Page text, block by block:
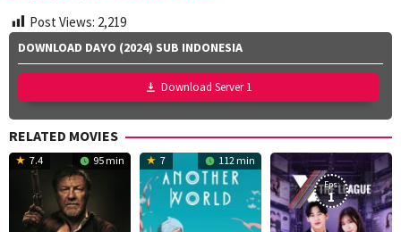
Post Views: 2,219
DOWNLOAD DAYO (2024) SUB INDONESIA
Download Server 1
RELATED MOVIES
7.4 95 min 7 112 min
Eps:
1